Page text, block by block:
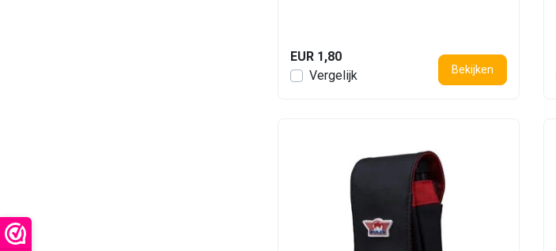
EUR 1,80
Vergelijk
Bekijken